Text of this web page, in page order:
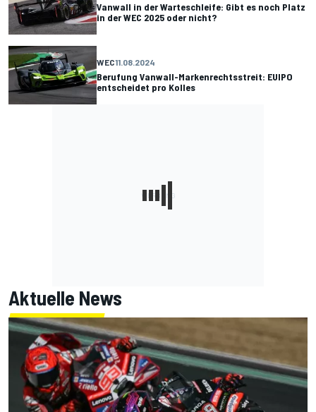
Vanwall in der Warteschleife: Gibt es noch Platz
in der WEC 2025 oder nicht?
WEC11.08.2024
Berufung Vanwall-Markenrechtsstreit: EUIPO
entscheidet pro Kolles
Aktuelle News